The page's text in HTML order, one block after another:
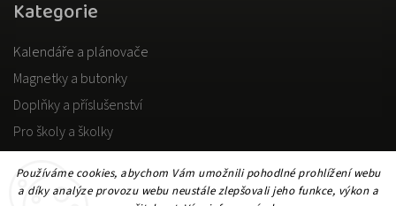
Používáme cookies, abychom Vám umožnili pohodlné prohlížení webu
a díky analýze provozu webu neustále zlepšovali jeho funkce, výkon a
Kategorie
Kalendáře a plánovače
Magnetky a butonky
Doplňky a příslušenství
Pro školy a školky
Pro dospělé